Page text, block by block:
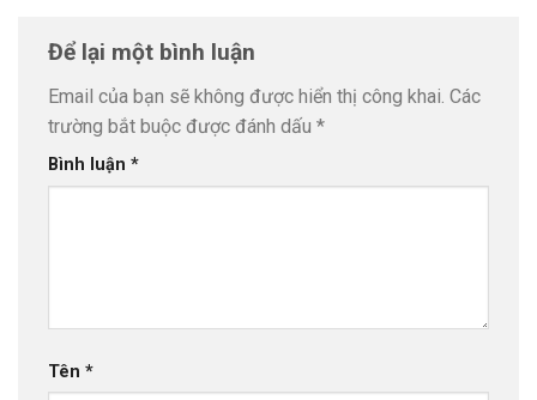
Để lại một bình luận
Email của bạn sẽ không được hiển thị công khai. Các
trường bắt buộc được đánh dấu *
Bình luận *
Tên *